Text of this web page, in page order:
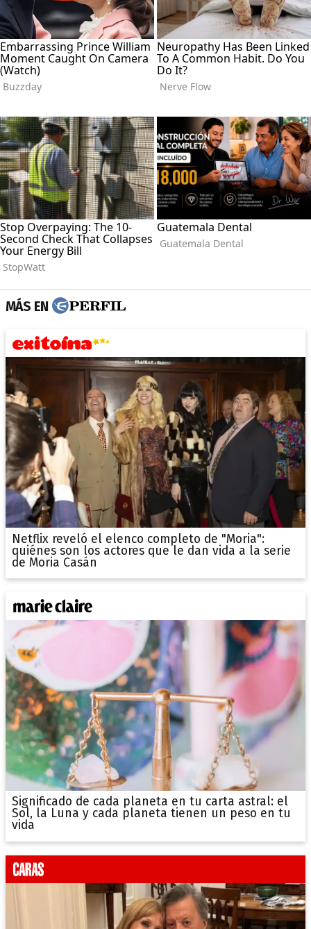
MÁS EN
Netflix reveló el elenco completo de "Moria":
quiénes son los actores que le dan vida a la serie
de Moria Casán
Significado de cada planeta en tu carta astral: el
Sol, la Luna y cada planeta tienen un peso en tu
vida